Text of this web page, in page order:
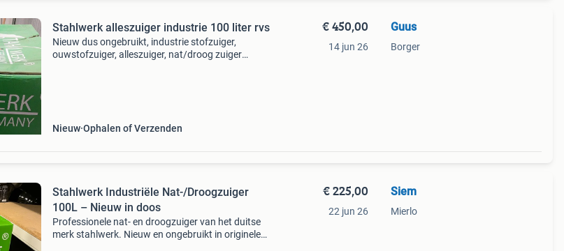
Stahlwerk alleszuiger industrie 100 liter rvs
Nieuw dus ongebruikt, industrie stofzuiger,
ouwstofzuiger, alleszuiger, nat/droog zuiger
Nieuw Ophalen of Verzenden
€ 450,00
14 jun 26
Guus
Borger
Stahlwerk Industriële Nat-/Droogzuiger
100L – Nieuw in doos
Professionele nat- en droogzuiger van het duitse
merk stahlwerk. Nieuw en ongebruikt in originele
€ 225,00
22 jun 26
Siem
Mierlo